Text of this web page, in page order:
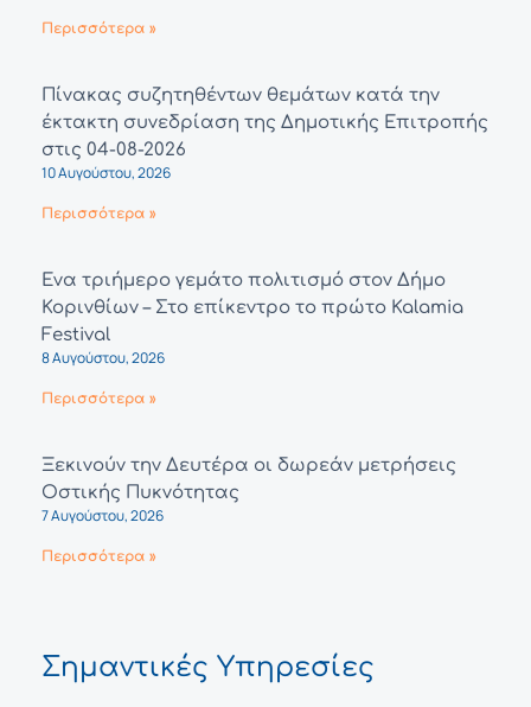
Περισσότερα »
Πίνακας συζητηθέντων θεμάτων κατά την
έκτακτη συνεδρίαση της Δημοτικής Επιτροπής
στις 04-08-2026
10 Αυγούστου, 2026
Περισσότερα »
Ένα τριήμερο γεμάτο πολιτισμό στον Δήμο
Κορινθίων – Στο επίκεντρο το πρώτο Kalamia
Festival
8 Αυγούστου, 2026
Περισσότερα »
Ξεκινούν την Δευτέρα οι δωρεάν μετρήσεις
Οστικής Πυκνότητας
7 Αυγούστου, 2026
Περισσότερα »
Σημαντικές Υπηρεσίες